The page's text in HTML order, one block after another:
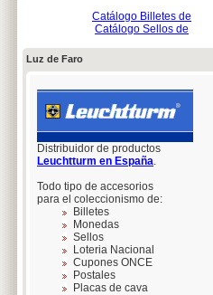
Catálogo Billetes de
Catálogo Sellos de
Luz de Faro
Distribuidor de productos
Leuchtturm en España.
Todo tipo de accesorios
para el coleccionismo de:
Billetes
Monedas
Sellos
Loteria Nacional
Cupones ONCE
Postales
Placas de cava